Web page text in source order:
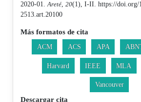
2020-01.Areté,20(1), I-II. https://doi.org/
2513.art.20100
Más formatos de cita
ACM ACS APA
Harvard IEEE MLA
Vancouver
Descargar cita